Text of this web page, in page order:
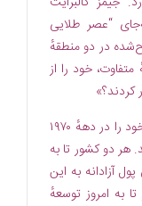
ما نباید دههٔ ا۹۹۰ را به‌جای “عصر طلایی
در دو منطقهٔ
خود را از
«چین و هند رها از تقیدِ بانک‌های غربی راه خود را در دههٔ ۱۹۷۰
هر دو کشور تا به
آزادانه به این
به امروز توسعهٔ